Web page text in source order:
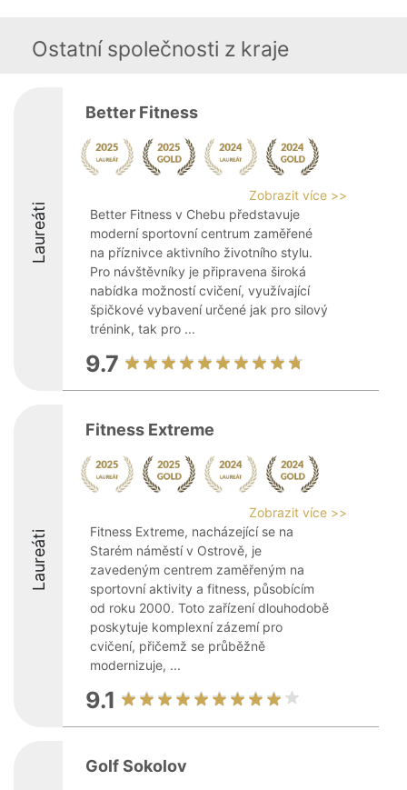
Ostatní společnosti z kraje
Laureáti
Better Fitness
Zobrazit více >>
Better Fitness v Chebu představuje
moderní sportovní centrum zaměřené
na příznivce aktivního životního stylu.
Pro návštěvníky je připravena široká
nabídka možností cvičení, využívající
špičkové vybavení určené jak pro silový
trénink, tak pro ...
9.7
Laureáti
Fitness Extreme
Zobrazit více >>
Fitness Extreme, nacházející se na
Starém náměstí v Ostrově, je
zavedeným centrem zaměřeným na
sportovní aktivity a fitness, působícím
od roku 2000. Toto zařízení dlouhodobě
poskytuje komplexní zázemí pro
cvičení, přičemž se průběžně
modernizuje, ...
9.1
Golf Sokolov